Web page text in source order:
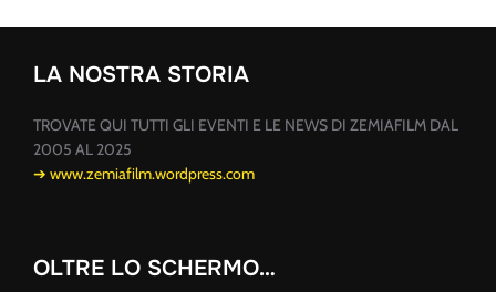
LA NOSTRA STORIA
TROVATE QUI TUTTI GLI EVENTI E LE NEWS DI ZEMIAFILM DAL
2005 AL 2025
➔ www.zemiafilm.wordpress.com
OLTRE LO SCHERMO…